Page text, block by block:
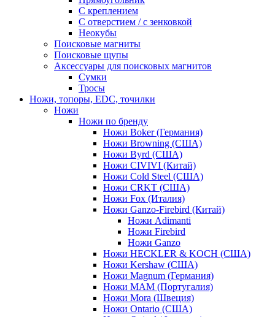
С креплением
С отверстием / с зенковкой
Неокубы
Поисковые магниты
Поисковые щупы
Аксессуары для поисковых магнитов
Сумки
Тросы
Ножи, топоры, EDC, точилки
Ножи
Ножи по бренду
Ножи Boker (Германия)
Ножи Browning (США)
Ножи Byrd (США)
Ножи CIVIVI (Китай)
Ножи Cold Steel (США)
Ножи CRKT (США)
Ножи Fox (Италия)
Ножи Ganzo-Firebird (Китай)
Ножи Adimanti
Ножи Firebird
Ножи Ganzo
Ножи HECKLER & KOCH (США)
Ножи Kershaw (США)
Ножи Magnum (Германия)
Ножи MAM (Португалия)
Ножи Mora (Швеция)
Ножи Ontario (США)